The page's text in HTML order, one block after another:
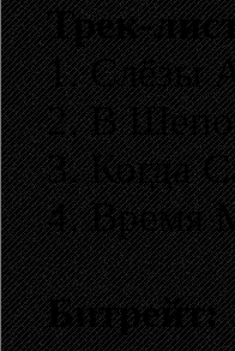
Трек-
1. Слёзы
2. В
3. Когда
4. Время
Битрейт: